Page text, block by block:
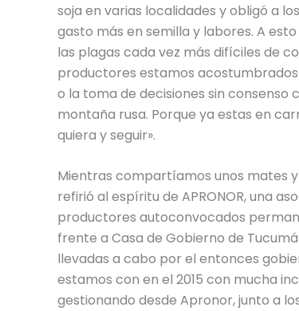
soja en varias localidades y obligó a
gasto más en semilla y labores. A
las plagas cada vez más difíciles de
productores estamos
o la toma de decisiones sin
montaña rusa. Porque ya estas en
quiera y seguir».
Mientras compartíamos unos mates
refirió al espíritu de APRONOR, una
productores autoconvocados
frente a Casa de Gobierno de
llevadas a cabo por el entonces
estamos con en el 2015 con mucha
gestionando desde Apronor, junto a